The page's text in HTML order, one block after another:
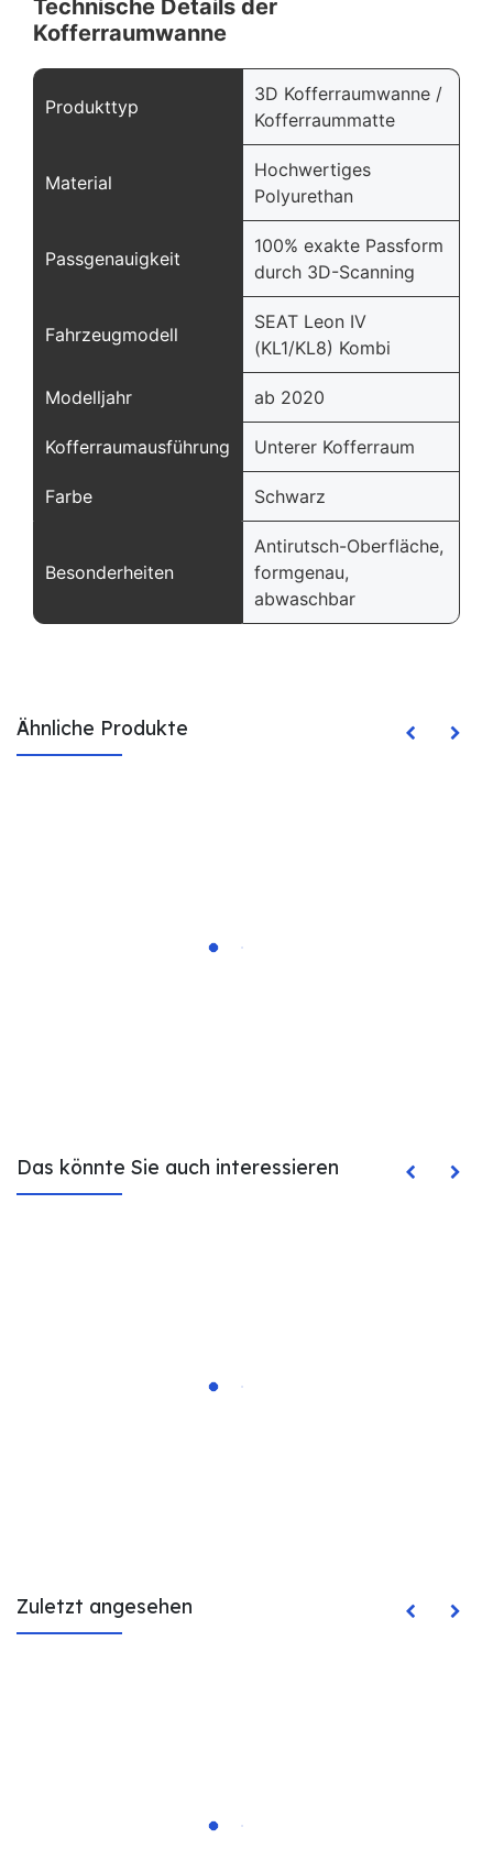
Technische Details der
Kofferraumwanne
Produkttyp
3D Kofferraumwanne /
Kofferraummatte
Material
Hochwertiges
Polyurethan
Passgenauigkeit
100% exakte Passform
durch 3D-Scanning
Fahrzeugmodell
SEAT Leon IV
(KL1/KL8) Kombi
Modelljahr ab 2020
Kofferraumausführung Unterer Kofferraum
Farbe Schwarz
Besonderheiten
Antirutsch-Oberfläche,
formgenau,
abwaschbar
Ähnliche Produkte
Das könnte Sie auch interessieren
Zuletzt angesehen